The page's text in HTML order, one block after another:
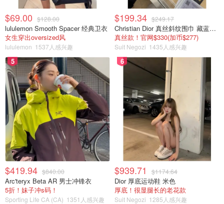
超强的保湿配方瞬间舒缓眼睛的不适，镇定受刺激的眼睛，
缓解红肿，并有助于保护眼睛免受进一步刺激，提供长达
12 小时的舒缓舒适。包括眼睛发红、发痒、烧灼感、砂砾
感和干燥等等不适都可以得到缓解。
Clear Eyes三重作用润滑/止红眼药水
iHerb CA (CA)
$69.00 $128.00
lululemon Smooth Spacer 经典卫衣
女生穿出oversized风
lululemon 1537人感兴趣
$199.34 $249.17
Christian Dior 真丝斜纹围巾 藏蓝米色
真丝款！官网$330(加币$277)
Suit Negozi 1435人感兴趣
5
$419.94 $840.00
Arc'teryx Beta AR 男士冲锋衣
5折！妹子冲s码！
Sporting Life CA (CA) 1351人感兴趣
6
$939.71 $1174.64
Dior 厚底运动鞋 米色
厚底！很显腿长的老花款
Suit Negozi 1285人感兴趣